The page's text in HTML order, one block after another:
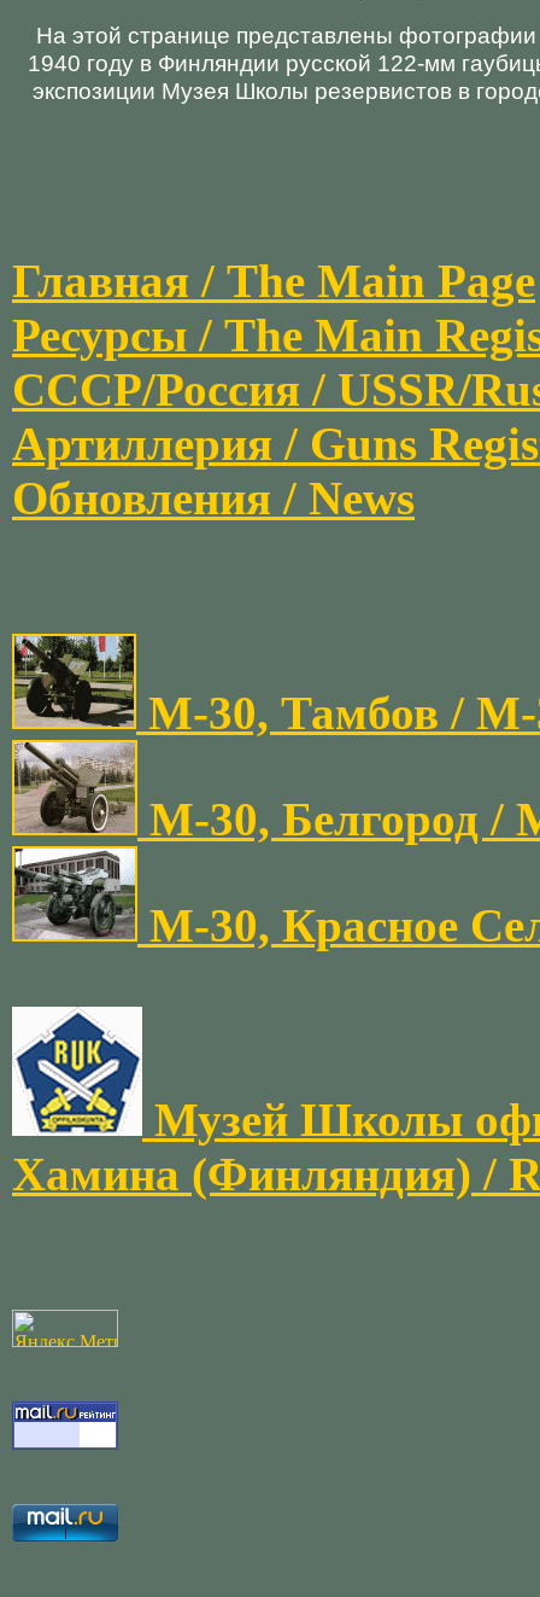
На этой странице представлены
1940 году в Финляндии русской 122-мм
экспозиции Музея Школы резервистов в
Главная / The Main Page
Ресурсы / The Main
СССР/Россия / USSR/
Артиллерия / Guns
Обновления / News
М-30, Тамбов / M-
М-30, Белгород /
М-30, Красное
Музей Школы
Хамина (Финляндия) /